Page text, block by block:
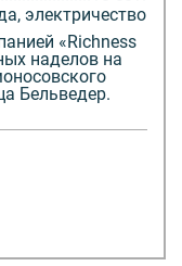
электричество
«Richness
наделов на
Бельведер.